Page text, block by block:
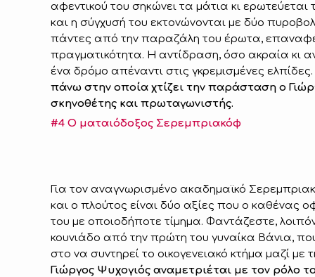
αφεντικού του σηκώνει τα μάτια κι
και η σύγχυσή του εκτονώνονται με δύο
πάντες από την παραζάλη του έρωτα,
πραγματικότητα. Η αντίδραση, όσο ακραία κι
ένα δρόμο απέναντι στις γκρεμισμένες ελπίδες.
πάνω στην οποία χτίζει την παράσταση ο
σκηνοθέτης και πρωταγωνιστής.
#4 Ο ματαιόδοξος Σερεμπριακόφ
Για τον αναγνωρισμένο ακαδημαϊκό
και ο πλούτος είναι δύο αξίες που ο καθένας
του με οποιοδήποτε τίμημα. Φαντάζεστε,
κουνιάδο από την πρώτη του γυναίκα Βάνια,
στο να συντηρεί το οικογενειακό κτήμα μαζί με
Γιώργος Ψυχογιός αναμετριέται με τον ρόλο